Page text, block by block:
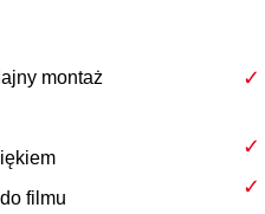
montaż
filmu